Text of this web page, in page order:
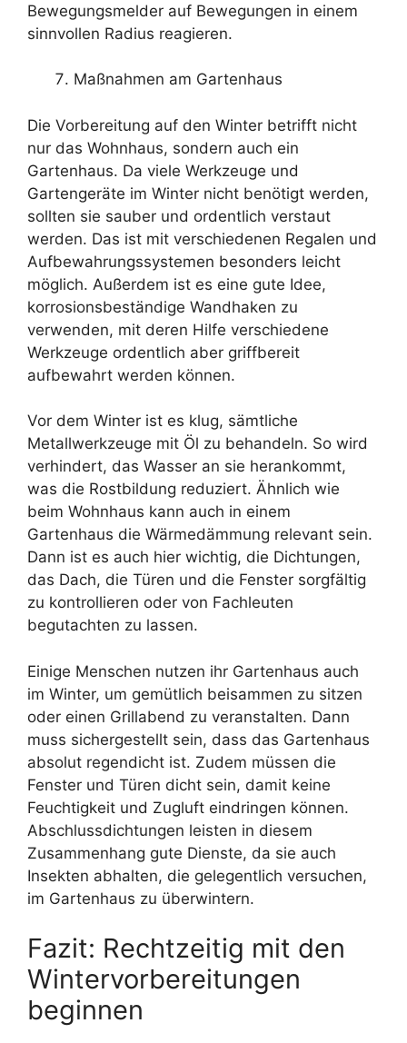
Bewegungsmelder auf Bewegungen in einem
sinnvollen Radius reagieren.
Maßnahmen am Gartenhaus
Die Vorbereitung auf den Winter betrifft nicht
nur das Wohnhaus, sondern auch ein
Gartenhaus. Da viele Werkzeuge und
Gartengeräte im Winter nicht benötigt werden,
sollten sie sauber und ordentlich verstaut
werden. Das ist mit verschiedenen Regalen und
Aufbewahrungssystemen besonders leicht
möglich. Außerdem ist es eine gute Idee,
korrosionsbeständige Wandhaken zu
verwenden, mit deren Hilfe verschiedene
Werkzeuge ordentlich aber griffbereit
aufbewahrt werden können.
Vor dem Winter ist es klug, sämtliche
Metallwerkzeuge mit Öl zu behandeln. So wird
verhindert, das Wasser an sie herankommt,
was die Rostbildung reduziert. Ähnlich wie
beim Wohnhaus kann auch in einem
Gartenhaus die Wärmedämmung relevant sein.
Dann ist es auch hier wichtig, die Dichtungen,
das Dach, die Türen und die Fenster sorgfältig
zu kontrollieren oder von Fachleuten
begutachten zu lassen.
Einige Menschen nutzen ihr Gartenhaus auch
im Winter, um gemütlich beisammen zu sitzen
oder einen Grillabend zu veranstalten. Dann
muss sichergestellt sein, dass das Gartenhaus
absolut regendicht ist. Zudem müssen die
Fenster und Türen dicht sein, damit keine
Feuchtigkeit und Zugluft eindringen können.
Abschlussdichtungen leisten in diesem
Zusammenhang gute Dienste, da sie auch
Insekten abhalten, die gelegentlich versuchen,
im Gartenhaus zu überwintern.
Fazit: Rechtzeitig mit den
Wintervorbereitungen
beginnen